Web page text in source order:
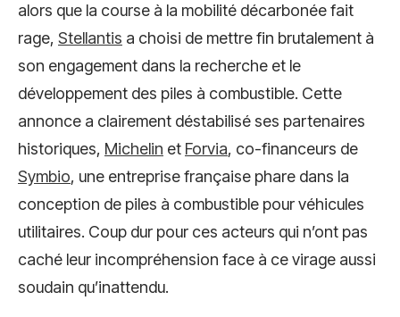
alors que la course à la mobilité décarbonée fait
rage, Stellantis a choisi de mettre fin brutalement à
son engagement dans la recherche et le
développement des piles à combustible. Cette
annonce a clairement déstabilisé ses partenaires
historiques, Michelin et Forvia, co-financeurs de
Symbio, une entreprise française phare dans la
conception de piles à combustible pour véhicules
utilitaires. Coup dur pour ces acteurs qui n’ont pas
caché leur incompréhension face à ce virage aussi
soudain qu’inattendu.